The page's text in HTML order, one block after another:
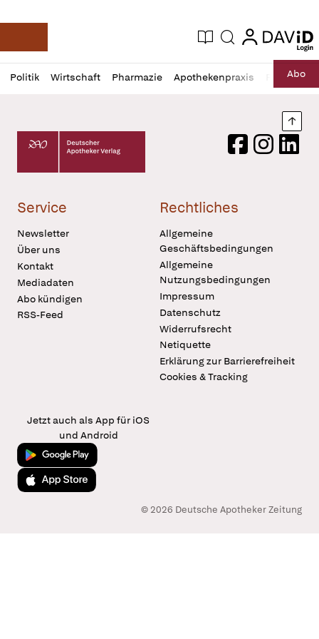
Deutsche Apotheker Zeitung
Aktuelle Ausgabe
Suche login
login
Politik Wirtschaft Pharmazie Apothekenpraxis RechtAbo
Profil
öffnen
Daz
Pur
Deutscher Apotheker Verlag Logo
FacebookInstagram
Service
Newsletter
Über uns
Kontakt
Mediadaten
Abo kündigen
RSS-Feed
Rechtliches
Allgemeine
Geschäftsbedingungen
Allgemeine
Nutzungsbedingungen
Impressum
Datenschutz
Widerrufsrecht
Netiquette
Erklärung zur Barrierefreiheit
Cookies & Tracking
Jetzt auch als App für iOS
und Android
Jetzt bei Google Play
Laden im App Store
© 2026 Deutsche Apotheker Zeitung